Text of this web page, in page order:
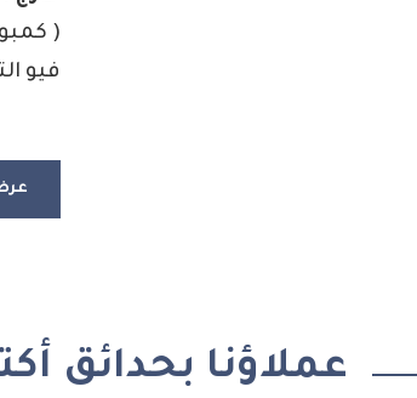
(
فيو
عملاؤنا بحدائق